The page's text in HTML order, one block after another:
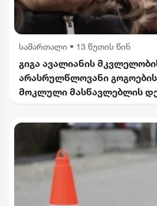
სამართალი • 13 წუთის წინ
გიგა ავალიანის
არასრულწლოვანი
მოკლული მასწავლებლის